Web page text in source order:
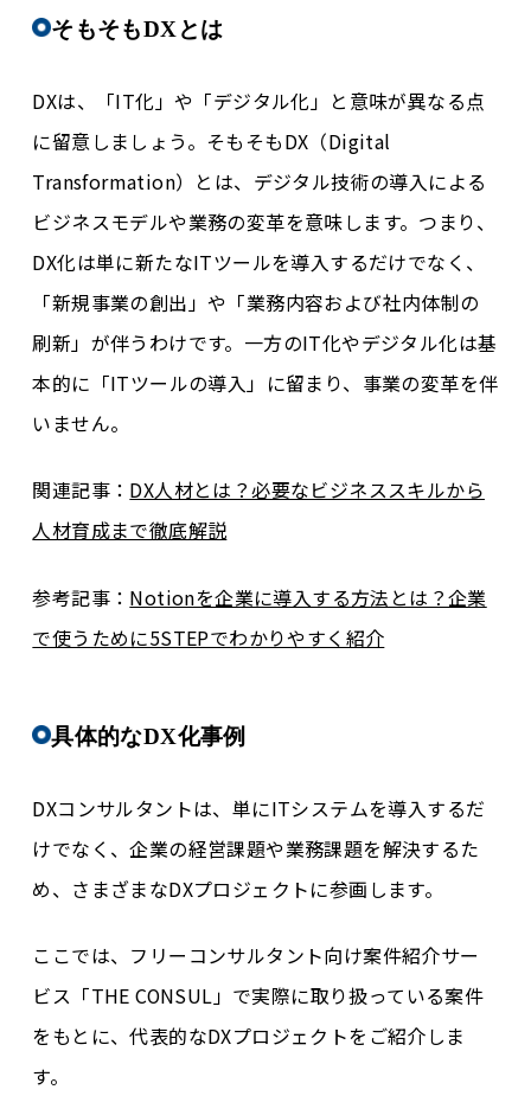
そもそもDXとは
DXは、「IT化」や「デジタル化」と意味が異なる点
に留意しましょう。そもそもDX（Digital
Transformation）とは、デジタル技術の導入による
ビジネスモデルや業務の変革を意味します。つまり、
DX化は単に新たなITツールを導入するだけでなく、
「新規事業の創出」や「業務内容および社内体制の
刷新」が伴うわけです。一方のIT化やデジタル化は基
本的に「ITツールの導入」に留まり、事業の変革を伴
いません。
関連記事： DX人材とは？必要なビジネススキルから
人材育成まで徹底解説
参考記事： Notionを企業に導入する方法とは？企業
で使うために5STEPでわかりやすく紹介
具体的なDX化事例
DXコンサルタントは、単にITシステムを導入するだ
けでなく、企業の経営課題や業務課題を解決するた
め、さまざまなDXプロジェクトに参画します。
ここでは、 フリーコンサルタント向け案件紹介サー
ビス「THE CONSUL」で実際に取り扱っている案件
をもとに、代表的なDXプロジェクトをご紹介しま
す。